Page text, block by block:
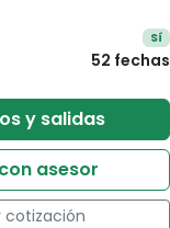
Sí
52 fechas
y salidas
asesor
cotización